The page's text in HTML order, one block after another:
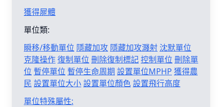
獲得屍體
單位類:
瞬移/移動單位 隱藏加攻 隱藏加攻濺射 沈默單位
克隆操作復制單位 刪除復制標記控制單位 刪除單
位 暫停單位 暫停生命周期 設置單位MPHP 獲得農
民 設置單位大小設置單位顏色設置飛行高度
單位特殊屬性: